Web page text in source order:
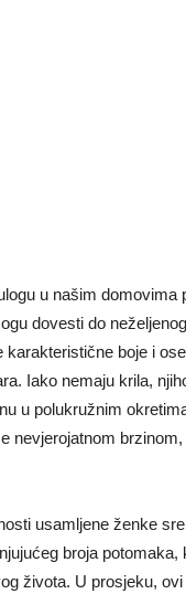
u našim
dovesti do
boje i
Iako nemaju krila,
u polukružnim
nevjerojatnom
usamljene ženke
broja
života. U prosjeku,